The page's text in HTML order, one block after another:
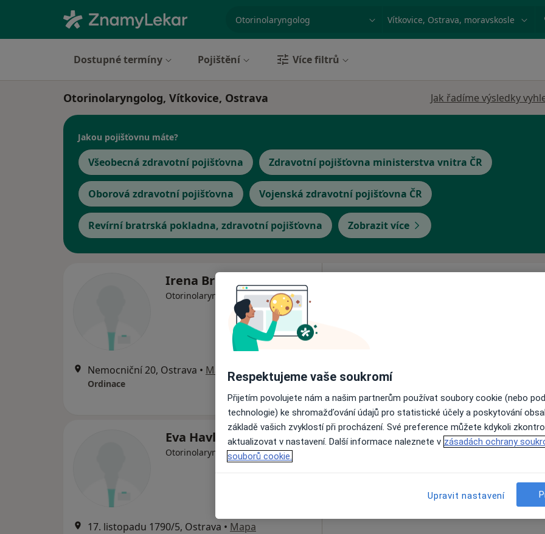
Město nebo region
Dostupné termíny Pojištění Více filtrů
Otorinolaryngolog, Vítkovice, Ostrava Jak řadíme výsledky
Jakou pojišťovnu máte?
Všeobecná zdravotní pojišťovna Zdravotní pojišťovna ministerstva vnitra ČR
Oborová zdravotní pojišťovna Vojenská zdravotní pojišťovna ČR
Revírní bratrská pokladna, zdravotní pojišťovna Zobrazit více
Irena Bruková
Otorinolaryngolog
Nemocniční 20, Ostrava • Mapa
Ordinace
Eva Havlíková
Otorinolaryngolog
17. listopadu 1790/5, Ostrava • Mapa
Dnes Zítra St
12 Srpen
Čt
13
Online rezervace termínu není k
Respektujeme vaše soukromí
Přijetím povolujete nám a našim partnerům používat soubory cookie (nebo
technologie) ke shromažďování údajů pro statistické účely a poskytování
základě vašich zvyklostí při procházení. Své preference můžete kdykoli
aktualizovat v nastavení. Další informace naleznete v zásadách ochrany
souborů cookie.
Upravit nastavení